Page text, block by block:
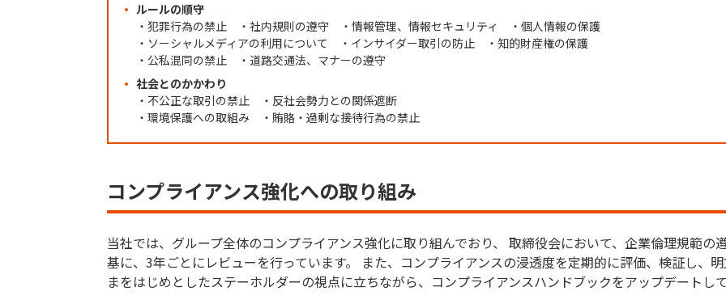
ルールの順守
・犯罪行為の禁止 ・社内規則の遵守 ・情報管理、情報セキュリティ ・個人情報の保護
・ソーシャルメディアの利用について ・インサイダー取引の防止 ・知的財産権の保護
・公私混同の禁止 ・道路交通法、マナーの遵守
社会とのかかわり
・不公正な取引の禁止 ・反社会勢力との関係遮断
・環境保護への取組み ・賄賂・過剰な接待行為の禁止
コンプライアンス強化への取り組み
当社では、グループ全体のコンプライアンス強化に取り組んでおり、 取締役会において、企業倫理規範の
基に、3年ごとにレビューを行っています。 また、コンプライアンスの浸透度を定期的に評価、検証し、
まをはじめとしたステーホルダーの視点に立ちながら、コンプライアンスハンドブックをアップデートし